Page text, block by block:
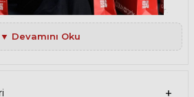
artırır hem de göz sağlığınızı korur.
, camın üst kısmının koyu, alt kısmının
gözlüğü türüdür. Bu sayede, hem
çarpmasını engeller hem de alt kısımdan
sağlar. Degradeli güneş gözlüğü
57 Polarize Lacivert Unisex güneş
▼ Devamını Oku